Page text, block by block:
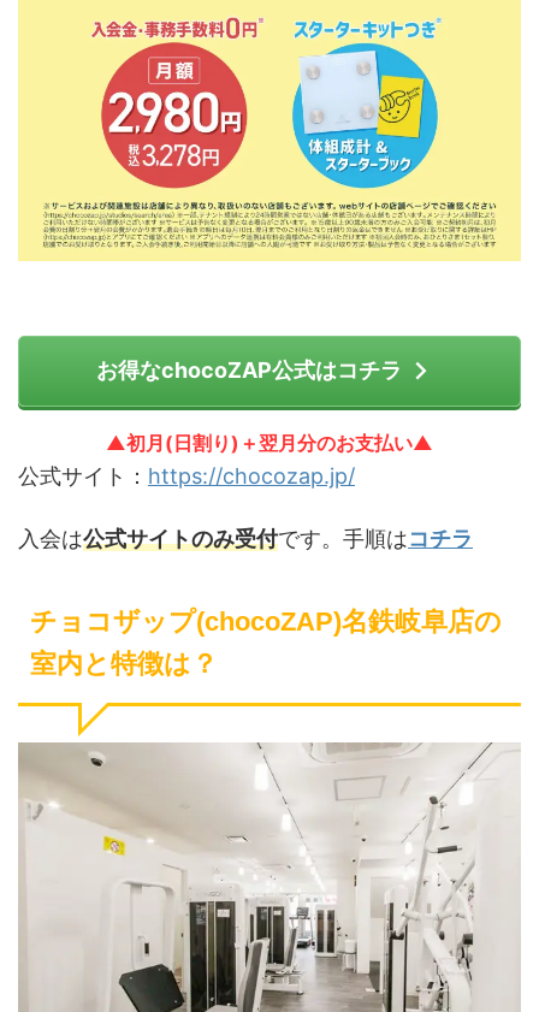
お得なchocoZAP公式はコチラ
▲初月(日割り)＋翌月分のお支払い▲
公式サイト： https://chocozap.jp/
入会は公式サイトのみ受付です。手順はコチラ
チョコザップ(chocoZAP)名鉄岐阜店の
室内と特徴は？